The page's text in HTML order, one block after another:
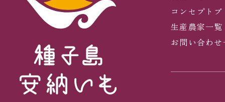
コンセプト
生産農家一覧
お問い合わ